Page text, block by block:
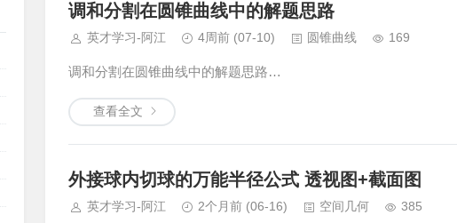
调和分割在圆锥曲线中的解题思路
英才学习-阿江 4周前 (07-10) 圆锥曲线 169
调和分割在圆锥曲线中的解题思路…
查看全文
外接球内切球的万能半径公式 透视图+截面图
英才学习-阿江 2个月前 (06-16) 空间几何 385